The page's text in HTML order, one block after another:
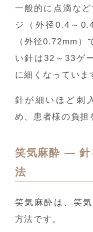
一般的に点滴な
ジ（外径0.4～
（外径0.72mm）
い針は32～33ゲ
に細くなっていま
針が細いほど刺
め、患者様の負担
笑気麻酔 ― 針
法
笑気麻酔は、笑
方法です。